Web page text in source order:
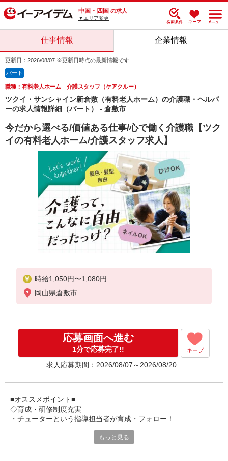
中国・四国 の求人
▼エリア変更
仕事情報 企業情報
更新日：2026/08/07 ※更新日時点の最新情報です
パート
職種：有料老人ホーム 介護スタッフ（ケアクルー）
ツクイ・サンシャイン新倉敷（有料老人ホーム）の介護職・ヘルパ
ーの求人情報詳細（パート） - 倉敷市
今だから選べる/価値ある仕事/心で働く介護職【ツク
イの有料老人ホーム/介護スタッフ求人】
時給1,050円〜1,080円
★土日祝日は時給100円アップ！
岡山県倉敷市
応募画面へ進む
1分で応募完了!! キープ
求人応募期間：2026/08/07～2026/08/20
■オススメポイント■
◇育成・研修制度充実
・チューターという指導担当者が育成・フォロー！
・キャリアアップ支援制度を活用して働きながら資格取得が可能
もっと見る